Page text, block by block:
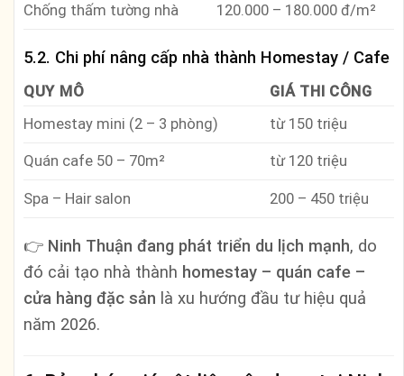
Chống thấm tường nhà 120.000 – 180.000 đ/m²
5.2. Chi phí nâng cấp nhà thành Homestay / Cafe
QUY MÔ
GIÁ THI CÔNG
Homestay mini (2 – 3 phòng)
từ 150 triệu
Quán cafe 50 – 70m² từ 120 triệu
Spa – Hair salon 200 – 450 triệu
👉 Ninh Thuận đang phát triển du lịch mạnh, do
đó cải tạo nhà thành homestay – quán cafe –
cửa hàng đặc sản là xu hướng đầu tư hiệu quả
năm 2026.